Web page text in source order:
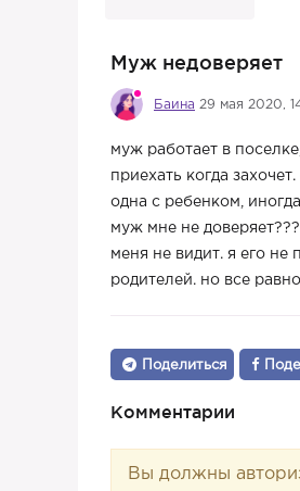
Муж недоверяет
Баина 29 мая 2020,
муж работает в
приехать когда
одна с ребенком,
муж мне не
меня не видит. я его
родителей. но все
Поделиться
Комментарии
Вы должны